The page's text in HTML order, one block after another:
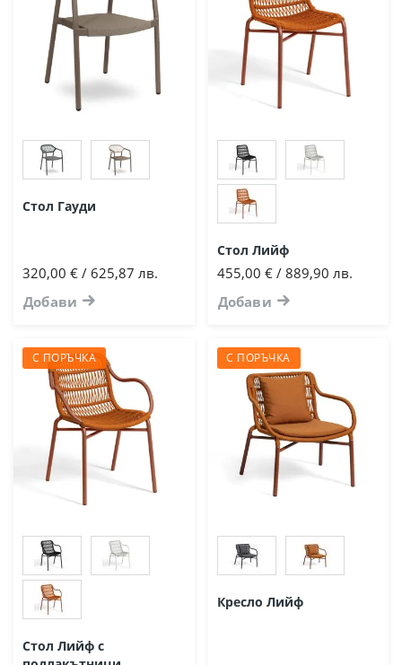
Стол Гауди
320,00 € / 625,87 лв.
Добави
Стол Лийф
455,00 € / 889,90 лв.
Добави
С ПОРЪЧКА
Стол Лийф с
С ПОРЪЧКА
Кресло Лийф